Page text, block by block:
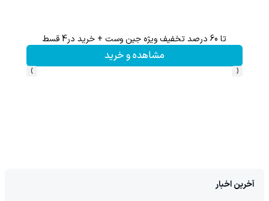
تا 60 درصد تخفیف ویژه جین وست + خرید در4 قسط
مشاهده و خرید
‹
›
آخرین اخبار